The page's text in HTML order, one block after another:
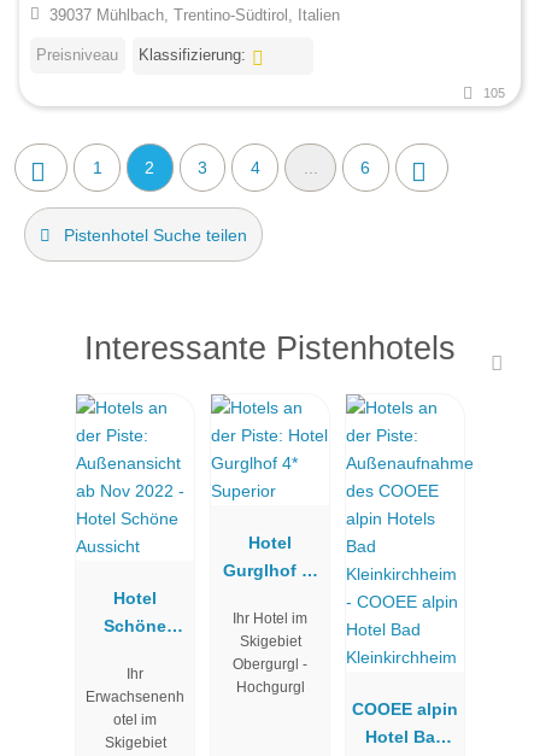
39037 Mühlbach, Trentino-Südtirol, Italien
Preisniveau Klassifizierung:
105
1 2 3 4 6
Pistenhotel Suche teilen
Interessante Pistenhotels
Hotel
Schöne
Ihr
Erwachsenenh
otel im
Skigebiet
Hotel
Gurglhof 4*
Ihr Hotel im
Skigebiet
Obergurgl -
Hochgurgl
COOEE alpin
Hotel Bad